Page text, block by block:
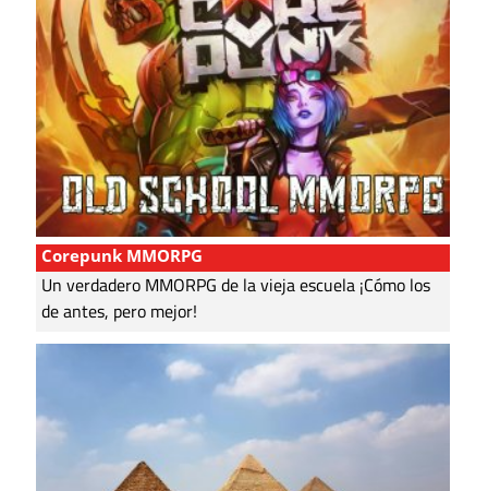
Corepunk MMORPG
Un verdadero MMORPG de la vieja escuela ¡Cómo los
de antes, pero mejor!